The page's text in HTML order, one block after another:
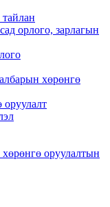
орлого, зарлагын
хөрөнгө
оруулалт
оруулалтын